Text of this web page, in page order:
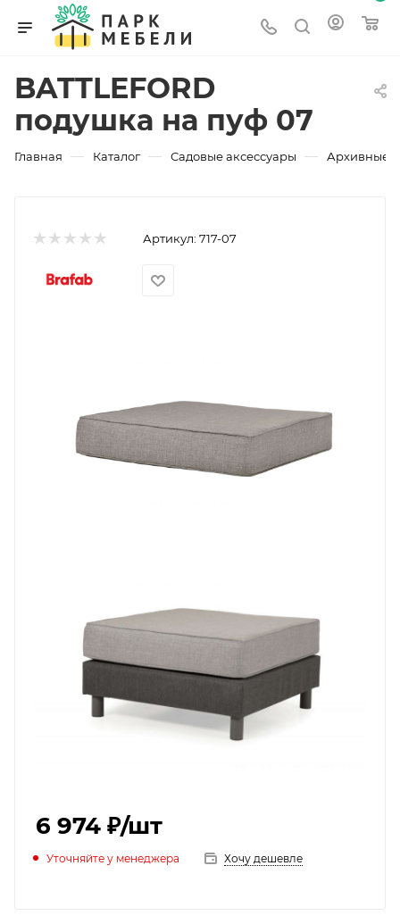
BATTLEFORD
подушка на пуф 07
Главная — Каталог — Садовые аксессуары — Архивные
Артикул: 717-07
6 974 ₽/шт
Уточняйте у менеджера Хочу дешевле